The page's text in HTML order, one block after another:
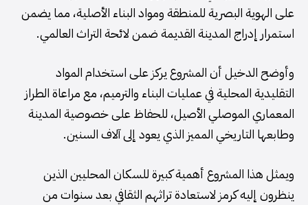
على الهوية البصرية للمنطقة ومواد البناء الأصلية، مما يضمن
استمرار إدراج المدينة القديمة ضمن لائحة التراث العالمي.
وأوضح الدخيل أن المشروع يركز على استخدام المواد
التقليدية المحلية في عمليات البناء والترميم، مع مراعاة الطراز
المعماري الموصلي الأصيل، للحفاظ على خصوصية المدينة
وطابعها التاريخي المميز الذي يعود إلى آلاف السنين.
ويمثل هذا المشروع أهمية كبيرة للسكان المحليين الذين
ينظرون إليه كرمز لاستعادة تراثهم الثقافي بعد سنوات من